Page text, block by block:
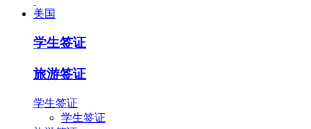
美国
学生签证
旅游签证
学生签证
学生签证